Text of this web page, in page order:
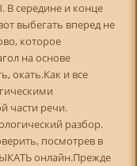
В середине и конце
выбегать вперед не
которое
на основе
окать.Как и все
части речи.
разбор.
посмотрев в
онлайн.Прежде